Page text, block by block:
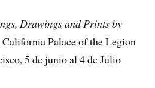
Drawings and Prints by
California Palace of the Legion
5 de junio al 4 de Julio